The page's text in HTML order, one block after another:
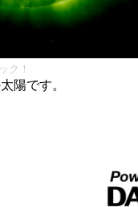
ク！
陽です。